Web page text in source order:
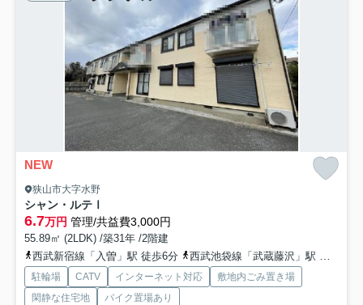
NEW
狭山市大字水野
シャン・ルテⅠ
6.7万円 管理/共益費3,000円
55.89㎡ (2LDK) /築31年 /2階建
西武新宿線「入曽」駅 徒歩6分
西武池袋線「武蔵藤沢」駅 徒歩22分
駐輪場 CATV インターネット対応
敷地内ごみ置き場
閑静な住宅地
バイク置場あり